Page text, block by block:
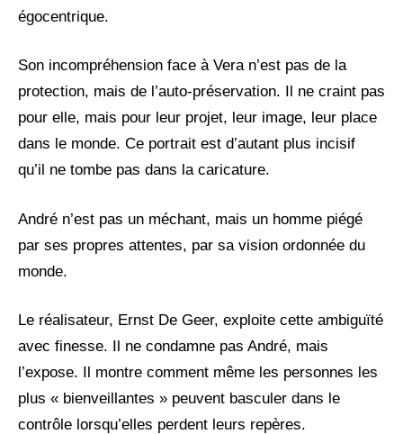
égocentrique.
Son incompréhension face à Vera n’est pas de la
protection, mais de l’auto-préservation. Il ne craint pas
pour elle, mais pour leur projet, leur image, leur place
dans le monde. Ce portrait est d’autant plus incisif
qu’il ne tombe pas dans la caricature.
André n’est pas un méchant, mais un homme piégé
par ses propres attentes, par sa vision ordonnée du
monde.
Le réalisateur, Ernst De Geer, exploite cette ambiguïté
avec finesse. Il ne condamne pas André, mais
l’expose. Il montre comment même les personnes les
plus « bienveillantes » peuvent basculer dans le
contrôle lorsqu’elles perdent leurs repères.